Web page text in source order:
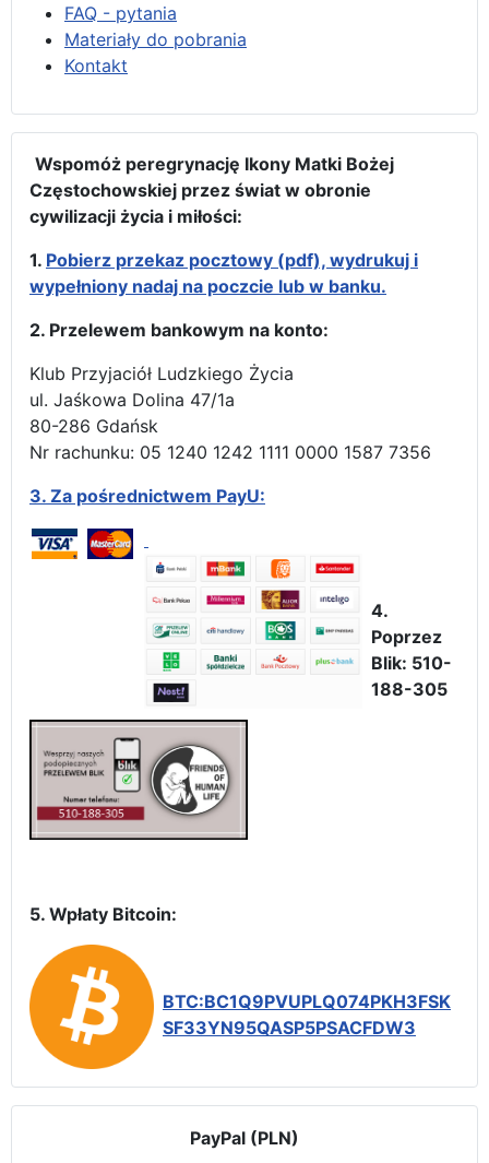
FAQ - pytania
Materiały do pobrania
Kontakt
Wspomóż peregrynację Ikony Matki Bożej
Częstochowskiej przez świat w obronie
cywilizacji życia i miłości:
1. Pobierz przekaz pocztowy (pdf), wydrukuj i
wypełniony nadaj na poczcie lub w banku.
2. Przelewem bankowym na konto:
Klub Przyjaciół Ludzkiego Życia
ul. Jaśkowa Dolina 47/1a
80-286 Gdańsk
Nr rachunku: 05 1240 1242 1111 0000 1587 7356
3. Za pośrednictwem PayU:
4.
Poprzez
Blik: 510-
188-305
5. Wpłaty Bitcoin:
BTC:BC1Q9PVUPLQ074PKH3FSK
SF33YN95QASP5PSACFDW3
PayPal (PLN)